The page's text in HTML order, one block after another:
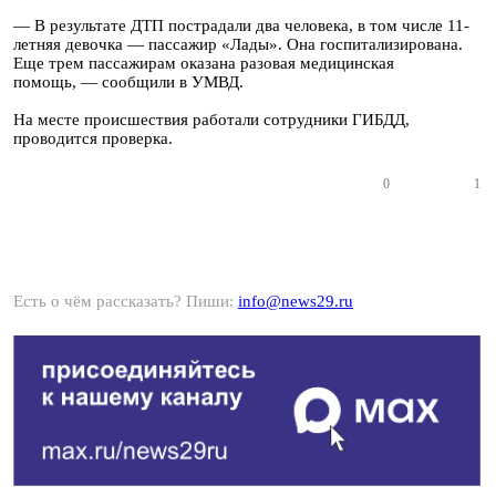
— В результате ДТП пострадали два человека, в том числе 11-
летняя девочка — пассажир «Лады». Она госпитализирована.
Еще трем пассажирам оказана разовая медицинская
помощь, — сообщили в УМВД.
На месте происшествия работали сотрудники ГИБДД,
проводится проверка.
0 1
Есть о чём рассказать? Пиши: info@news29.ru